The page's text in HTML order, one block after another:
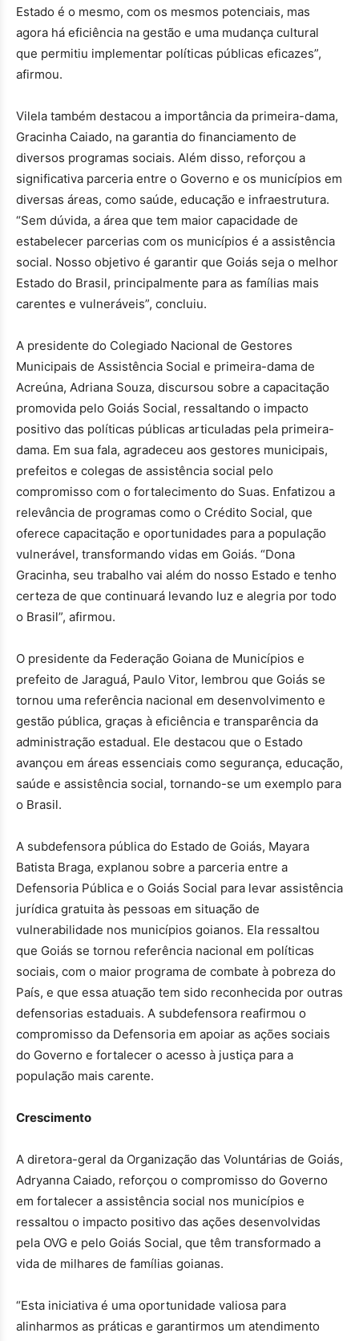
Estado é o mesmo, com os mesmos potenciais, mas
agora há eficiência na gestão e uma mudança cultural
que permitiu implementar políticas públicas eficazes”,
afirmou.
Vilela também destacou a importância da primeira-dama,
Gracinha Caiado, na garantia do financiamento de
diversos programas sociais. Além disso, reforçou a
significativa parceria entre o Governo e os municípios em
diversas áreas, como saúde, educação e infraestrutura.
“Sem dúvida, a área que tem maior capacidade de
estabelecer parcerias com os municípios é a assistência
social. Nosso objetivo é garantir que Goiás seja o melhor
Estado do Brasil, principalmente para as famílias mais
carentes e vulneráveis”, concluiu.
A presidente do Colegiado Nacional de Gestores
Municipais de Assistência Social e primeira-dama de
Acreúna, Adriana Souza, discursou sobre a capacitação
promovida pelo Goiás Social, ressaltando o impacto
positivo das políticas públicas articuladas pela primeira-
dama. Em sua fala, agradeceu aos gestores municipais,
prefeitos e colegas de assistência social pelo
compromisso com o fortalecimento do Suas. Enfatizou a
relevância de programas como o Crédito Social, que
oferece capacitação e oportunidades para a população
vulnerável, transformando vidas em Goiás. “Dona
Gracinha, seu trabalho vai além do nosso Estado e tenho
certeza de que continuará levando luz e alegria por todo
o Brasil”, afirmou.
O presidente da Federação Goiana de Municípios e
prefeito de Jaraguá, Paulo Vitor, lembrou que Goiás se
tornou uma referência nacional em desenvolvimento e
gestão pública, graças à eficiência e transparência da
administração estadual. Ele destacou que o Estado
avançou em áreas essenciais como segurança, educação,
saúde e assistência social, tornando-se um exemplo para
o Brasil.
A subdefensora pública do Estado de Goiás, Mayara
Batista Braga, explanou sobre a parceria entre a
Defensoria Pública e o Goiás Social para levar assistência
jurídica gratuita às pessoas em situação de
vulnerabilidade nos municípios goianos. Ela ressaltou
que Goiás se tornou referência nacional em políticas
sociais, com o maior programa de combate à pobreza do
País, e que essa atuação tem sido reconhecida por outras
defensorias estaduais. A subdefensora reafirmou o
compromisso da Defensoria em apoiar as ações sociais
do Governo e fortalecer o acesso à justiça para a
população mais carente.
Crescimento
A diretora-geral da Organização das Voluntárias de Goiás,
Adryanna Caiado, reforçou o compromisso do Governo
em fortalecer a assistência social nos municípios e
ressaltou o impacto positivo das ações desenvolvidas
pela OVG e pelo Goiás Social, que têm transformado a
vida de milhares de famílias goianas.
“Esta iniciativa é uma oportunidade valiosa para
alinharmos as práticas e garantirmos um atendimento